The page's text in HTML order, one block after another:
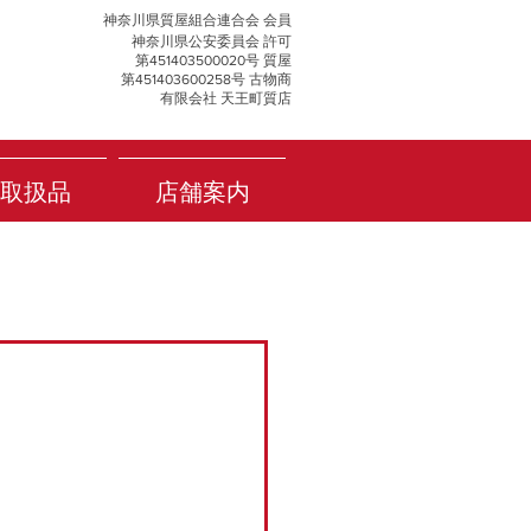
神奈川県質屋組合連合会 会員
神奈川県公安委員会 許可
第451403500020号 質屋
第451403600258号 古物商
有限会社 天王町質店
扱品 店舗案内